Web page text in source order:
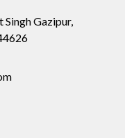
Gazipur,